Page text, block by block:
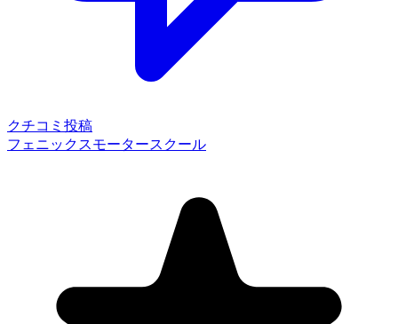
クチコミ投稿
フェニックスモータースクール